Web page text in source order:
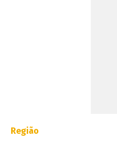
Região